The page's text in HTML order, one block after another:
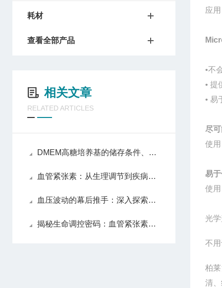
耗材
查看全部产品
相关文章
RELATED ARTICLES
DMEM高糖培养基的储存条件、避光要求与有效期管理全解析
血管紧张素：从生理调节到疾病治疗，打开人体健康的新视角
血压波动的幕后推手：深入探索血管紧张素的作用机制与影响
揭秘生命调控密码：血管紧张素在生理平衡中的关键作用
应
•不
• 提
• 易
尽
使
易
使
光
不
柏
清